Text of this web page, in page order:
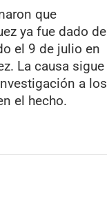
que
ya fue dado de
el 9 de julio en
La causa sigue
a los
el hecho.